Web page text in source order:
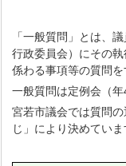
「一般質問」とは、
行政委員会）にその
係わる事項等の質問を
一般質問は定例会（年
宮若市議会では質問
じ」により決めていま